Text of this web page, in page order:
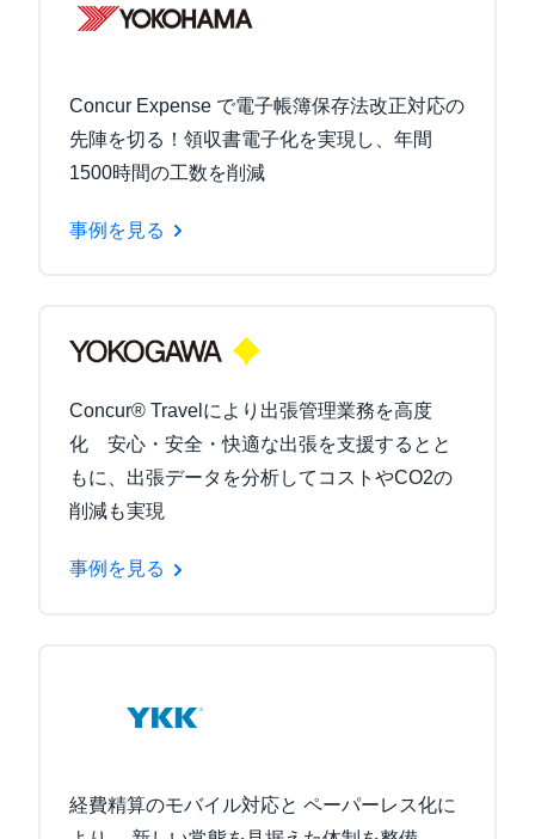
Concur Expense で電子帳簿保存法改正対応の
先陣を切る！領収書電子化を実現し、年間
1500時間の工数を削減
事例を見る
Concur® Travelにより出張管理業務を高度
化 安心・安全・快適な出張を支援するとと
もに、出張データを分析してコストやCO2の
削減も実現
事例を見る
経費精算のモバイル対応と ペーパーレス化に